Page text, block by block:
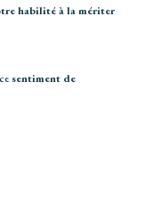
habilité à la mériter
sentiment de